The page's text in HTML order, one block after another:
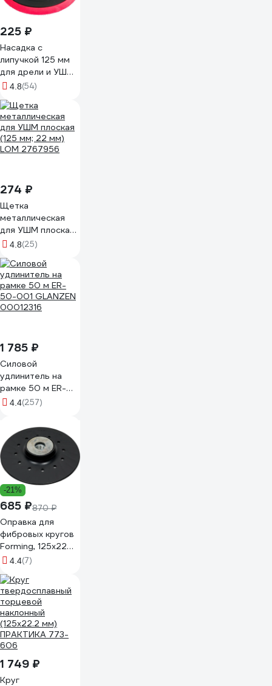
225 ₽
Насадка с
липучкой 125 мм
для дрели и УШМ
КЕДР 064-0125
4.8(54)
274 ₽
Щетка
металлическая
для УШМ плоская
(125 мм; 22 мм)
4.8(25)
1 785 ₽
Силовой
удлинитель на
рамке 50 м ER-
50-001 GLANZEN
4.4(257)
-21%
685 ₽870 ₽
Оправка для
фибровых кругов
Forming, 125х22
мм, ребристая
4.4(7)
1 749 ₽
Круг